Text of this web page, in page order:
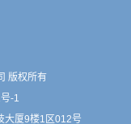
版权所有
-1
大厦9楼1区012号